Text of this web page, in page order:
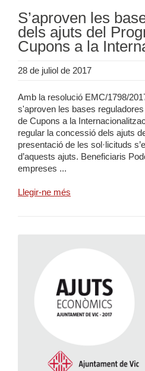
S’aproven les
dels ajuts del
Cupons a la
28 de juliol de 2017
Amb la resolució EMC/1798/
s'aproven les bases
de Cupons a la
regular la concessió dels ajuts
presentació de les sol·licituds
d’aquests ajuts. Beneficiaris
empreses ...
Llegir-ne més